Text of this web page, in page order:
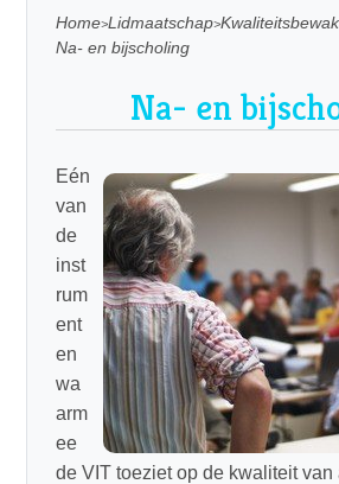
Home Lidmaatschap
Na- en bijscholing
Na- en
Eén
van
de
inst
rum
ent
en
wa
arm
ee
de VIT toeziet op de kwaliteit van